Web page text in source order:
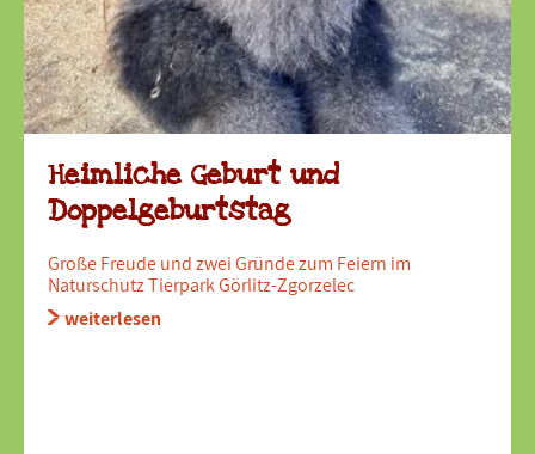
Heimliche Geburt und
Doppelgeburtstag
Große Freude und zwei Gründe zum Feiern im
Naturschutz Tierpark Görlitz-Zgorzelec
weiterlesen